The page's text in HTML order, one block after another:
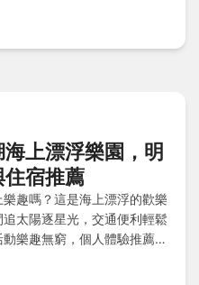
上漂浮樂園，明
宿推薦
趣嗎？這是海上漂浮的歡樂
太陽逐星光，交通便利輕鬆
樂趣無窮，個人體驗推薦度
。Q&A常見問題快問快